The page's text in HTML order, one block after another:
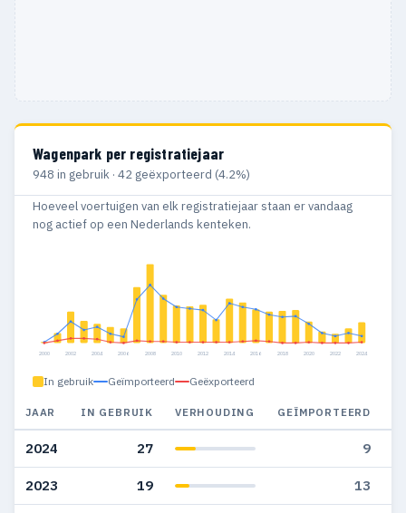
Wagenpark per registratiejaar
948 in gebruik · 42 geëxporteerd (4.2%)
Hoeveel voertuigen van elk registratiejaar staan er vandaag
nog actief op een Nederlands kenteken.
2000 2002 2004 2006 2008 2010 2012 2014 2016 2018 2020 2022 2024
In gebruik Geïmporteerd Geëxporteerd
JAAR IN GEBRUIK VERHOUDING GEÏMPORTEERD
2024 27 9
2023 19 13